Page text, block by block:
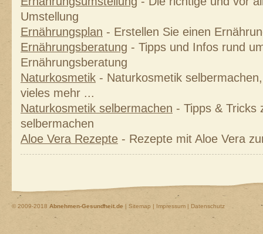
Umstellung
Ernährungsplan - Erstellen Sie einen
Ernährungsberatung - Tipps und Infos rund
Ernährungsberatung
Naturkosmetik - Naturkosmetik
vieles mehr ...
Naturkosmetik selbermachen - Tipps & Tricks
selbermachen
Aloe Vera Rezepte - Rezepte mit Aloe Vera
© 2009-2018 Abnehmen-Gesundheit.de | Sitemap | Impressum | Datenschutz